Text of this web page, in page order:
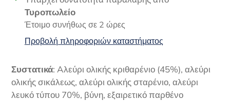
προϊόντος
καλάθι
Τυροπωλείο
Έτοιμο συνήθως σε 2 ώρες
Προβολή πληροφοριών καταστήματος
Συστατικά: Aλεύρι ολικής κριθαρένιο (45%), αλεύρι
ολικής σικάλεως, αλεύρι ολικής σταρένιο, αλεύρι
λευκό τύπου 70%, βύνη, εξαιρετικό παρθένο